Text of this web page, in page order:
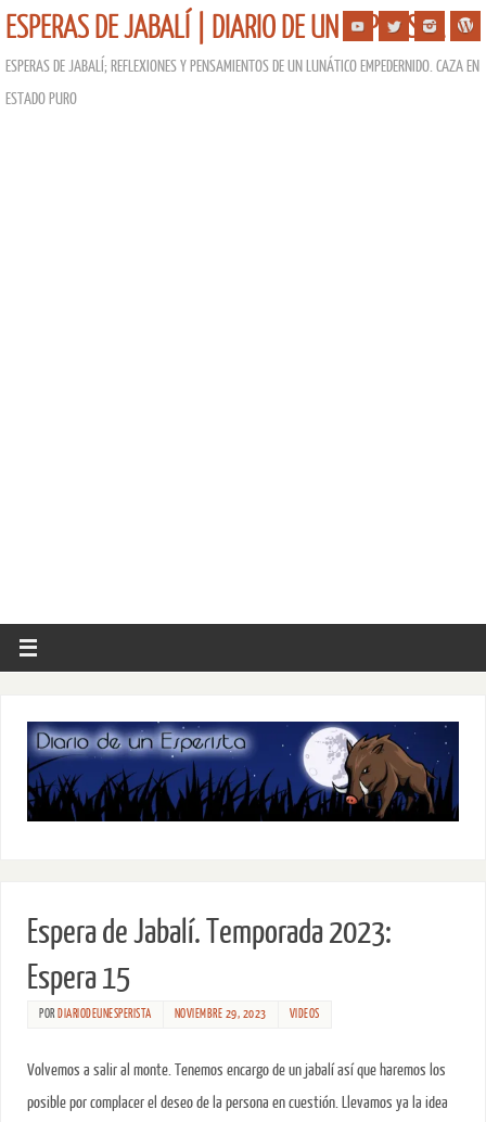
ESPERAS DE JABALÍ | DIARIO DE UN ESPERISTA
ESPERAS DE JABALÍ; REFLEXIONES Y PENSAMIENTOS DE UN LUNÁTICO EMPEDERNIDO. CAZA EN
ESTADO PURO
Espera de Jabalí. Temporada 2023:
Espera 15
POR DIARIODEUNESPERISTA NOVIEMBRE 29, 2023 VIDEOS
Volvemos a salir al monte. Tenemos encargo de un jabalí así que haremos los
posible por complacer el deseo de la persona en cuestión. Llevamos ya la idea